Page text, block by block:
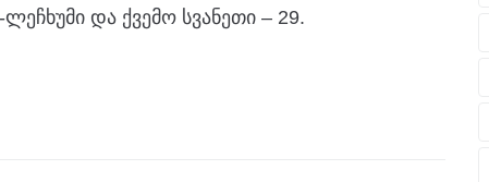
ლეჩხუმი და ქვემო სვანეთი – 29.